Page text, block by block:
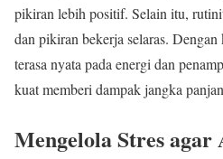
pikiran lebih positif. Selain itu,
dan pikiran bekerja selaras.
terasa nyata pada energi dan
kuat memberi dampak jangka
Mengelola Stres agar